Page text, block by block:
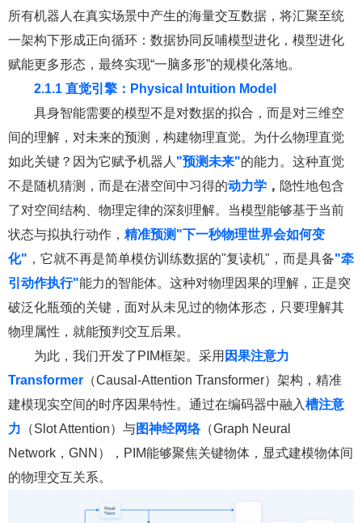
所有机器人在真实场景中产生的海量交互数据，将汇聚至统
一架构下形成正向循环：数据协同反哺模型进化，模型进化
赋能更多形态，最终实现“一脑多形”的规模化落地。
2.1.1 直觉引擎：Physical Intuition Model
具身智能需要的模型不是对数据的拟合，而是对三维空
间的理解，对未来的预测，构建物理直觉。为什么物理直觉
如此关键？因为它赋予机器人 "预测未来"的能力。这种直觉
不是随机猜测，而是在潜空间中习得的动力学 ， 隐性地包含
了对空间结构、物理定律的深刻理解。当模型能够基于当前
状态与拟执行动作， 精准预测 "下一秒物理世界会如何变
化" ，它就不再是简单模仿训练数据的"复读机"，而是具备"牵
引动作执行"能力的智能体。这种对物理因果的理解，正是突
破泛化瓶颈的关键，面对从未见过的物体形态，只要理解其
物理属性，就能预判交互后果。
为此，我们开发了PIM框架。采用 因果注意力
Transformer （Causal-Attention Transformer）架构，精准
建模现实空间的时序因果特性。通过在编码器中融入槽注意
力 （Slot Attention）与图神经网络（Graph Neural
Network，GNN），PIM能够聚焦关键物体，显式建模物体间
的物理交互关系。